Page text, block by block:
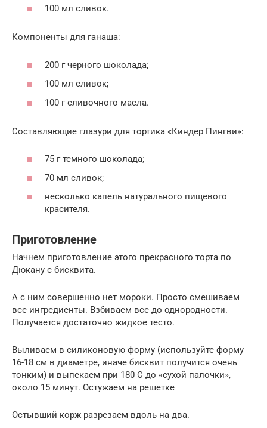
100 мл сливок.
Компоненты для ганаша:
200 г черного шоколада;
100 мл сливок;
100 г сливочного масла.
Составляющие глазури для тортика «Киндер Пингви»:
75 г темного шоколада;
70 мл сливок;
несколько капель натурального пищевого
красителя.
Приготовление
Начнем приготовление этого прекрасного торта по
Дюкану с бисквита.
А с ним совершенно нет мороки. Просто смешиваем
все ингредиенты. Взбиваем все до однородности.
Получается достаточно жидкое тесто.
Выливаем в силиконовую форму (используйте форму
16-18 см в диаметре, иначе бисквит получится очень
тонким) и выпекаем при 180 С до «сухой палочки»,
около 15 минут. Остужаем на решетке
Остывший корж разрезаем вдоль на два.